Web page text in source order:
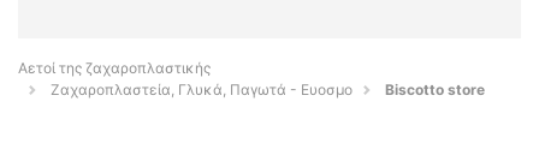
Αετοί της ζαχαροπλαστικής
Ζαχαροπλαστεία, Γλυκά, Παγωτά - Ευοσμο
Biscotto store